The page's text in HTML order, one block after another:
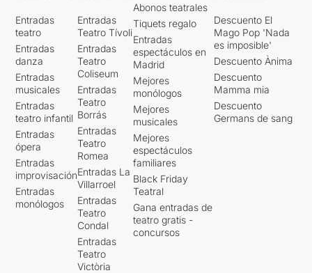
Entradas
teatro
Entradas
danza
Entradas
musicales
Entradas
teatro infantil
Entradas
ópera
Entradas
improvisación
Entradas
monólogos
Entradas
Teatro Tívoli
Entradas
Teatro
Coliseum
Entradas
Teatro
Borrás
Entradas
Teatro
Romea
Entradas La
Villarroel
Entradas
Teatro
Condal
Entradas
Teatro
Victòria
Abonos teatrales
Tiquets regalo
Entradas
espectáculos en
Madrid
Mejores
monólogos
Mejores
musicales
Mejores
espectáculos
familiares
Black Friday
Teatral
Gana entradas de
teatro gratis -
concursos
Descuento El
Mago Pop 'Nada
es imposible'
Descuento Ànima
Descuento
Mamma mia
Descuento
Germans de sang